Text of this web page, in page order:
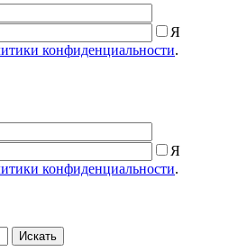
Я
конфиденциальности.
Я
конфиденциальности.
Искать